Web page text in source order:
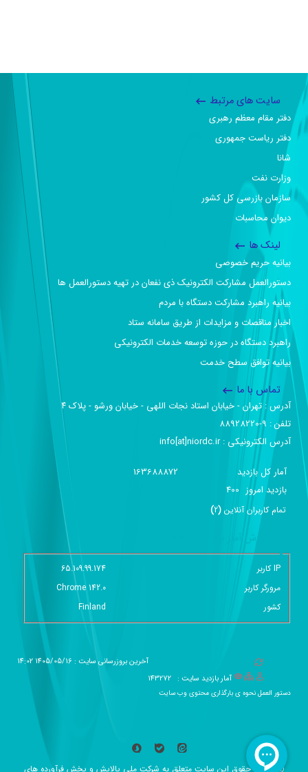
سایت های مرتبط
دفتر مقام معظم رهبری
دفتر ریاست جمهوری
شانا
وزارت نفت
سازمان بازرسی کل کشور
دیوان محاسبات
لینک ها
بیانیه حریم خصوصی
دستورالعمل مشارکت الکترونیک ذی نفعان در تهیه دستورالعمل ها
بیانیه راهبرد مشارکت دستگاه با مردم
اخبار مناقصات و مزایدات از طریق سامانه ستاد
راهبرد دستگاه در حوزه توسعه خدمات الکترونیکی
بیانیه توافق سطح خدمت
تماس با ما
آدرس :‌ تهران - خیابان استاد نجات اللهی - خیابان ورشو - پلاک ۴
تلفن :‌ 9-88928220
آدرس الکترونیکی :‌ info[at]niordc.ir
آمار کل بازدید
163688872
بازديد امروز 400
تمام کاربران آنلاين (
2
)
IP کاربر
65.109.99.174
مرورگر کاربر
Chrome 142.0
کشور
Finland
آخرین بروزرسانی سایت : 1405/05/16 14:02
آمار بازدید سایت : 143272
دستور العمل نحوه ی بارگذاری محتوی وب سایت
همه حقوق این سایت متعلق به شرکت ملی پالایش و پخش فرآورده های